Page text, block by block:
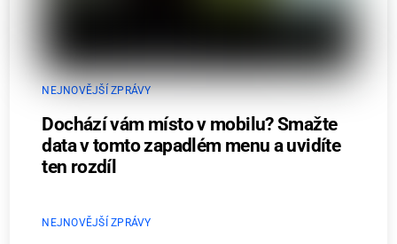
NEJNOVĚJŠÍ ZPRÁVY
Dochází vám místo v mobilu? Smažte
data v tomto zapadlém menu a uvidíte
ten rozdíl
NEJNOVĚJŠÍ ZPRÁVY